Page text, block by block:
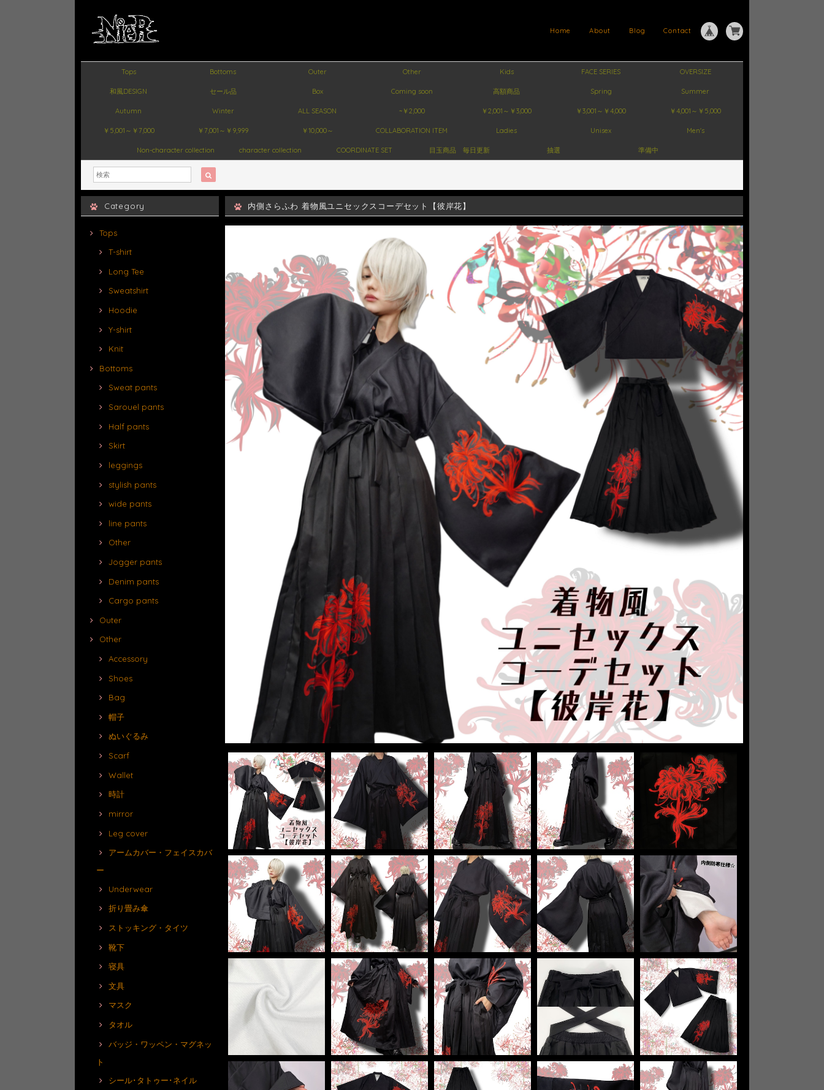
Contact
Blog
About
Home
Tops Bottoms Outer Other Kids FACE SERIES OVERSIZE
和風DESIGN セール品 Box Coming soon 高額商品 Spring Summer
Autumn Winter ALL SEASON ~￥2,000 ￥2,001～￥3,000 ￥3,001～￥4,000 ￥4,001～￥5,000
￥5,001～￥7,000 ￥7,001～￥9,999 ￥10,000～ COLLABORATION ITEM Ladies Unisex Men's
Non-character collection character collection COORDINATE SET 目玉商品 毎日更新 抽選 準備中
Category
Tops
T-shirt
Long Tee
Sweatshirt
Hoodie
Y-shirt
Knit
Bottoms
Sweat pants
Sarouel pants
Half pants
Skirt
leggings
stylish pants
wide pants
line pants
Other
Jogger pants
Denim pants
Cargo pants
Outer
Other
Accessory
Shoes
Bag
帽子
ぬいぐるみ
Scarf
Wallet
時計
mirror
Leg cover
アームカバー・フェイスカバ
ー
Underwear
折り畳み傘
ストッキング・タイツ
靴下
寝具
文具
マスク
タオル
バッジ・ワッペン・マグネッ
ト
シール･タトゥー･ネイル
内側さらふわ 着物風ユニセックスコーデセット【彼岸花】